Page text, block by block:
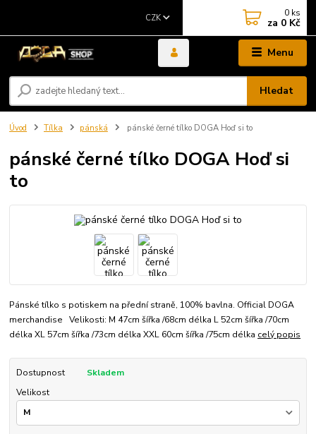
Menu
CZK
Hledat
0 ks
za 0 Kč
Úvod Tílka pánská pánské černé tílko DOGA Hoď si to
pánské černé tílko DOGA Hoď si
to
Pánské tílko s potiskem na přední straně, 100% bavlna. Official DOGA
merchandise Velikosti: M 47cm šířka /68cm délka L 52cm šířka /70cm
délka XL 57cm šířka /73cm délka XXL 60cm šířka /75cm délka celý popis
Dostupnost
Skladem
Velikost